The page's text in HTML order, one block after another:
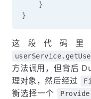
}
}
这段代码里
方法调用，但背后
理对象，然后经过
衡选择一个